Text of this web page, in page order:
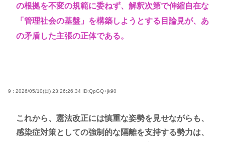
の根拠を不変の規範に委ねず、解釈次第で伸縮自在な
「管理社会の基盤」を構築しようとする目論見が、あ
の矛盾した主張の正体である。
9 : 2026/05/10(日) 23:26:26.34 ID:QpGQ+jk90
これから、憲法改正には慎重な姿勢を見せながらも、
感染症対策としての強制的な隔離を支持する勢力は、